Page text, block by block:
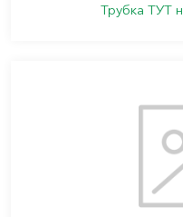
Трубка ТУТ